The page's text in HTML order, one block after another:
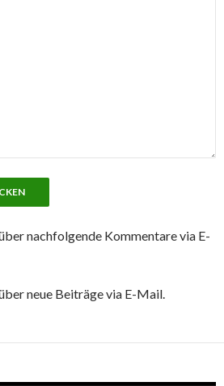
nachfolgende Kommentare via E-
neue Beiträge via E-Mail.